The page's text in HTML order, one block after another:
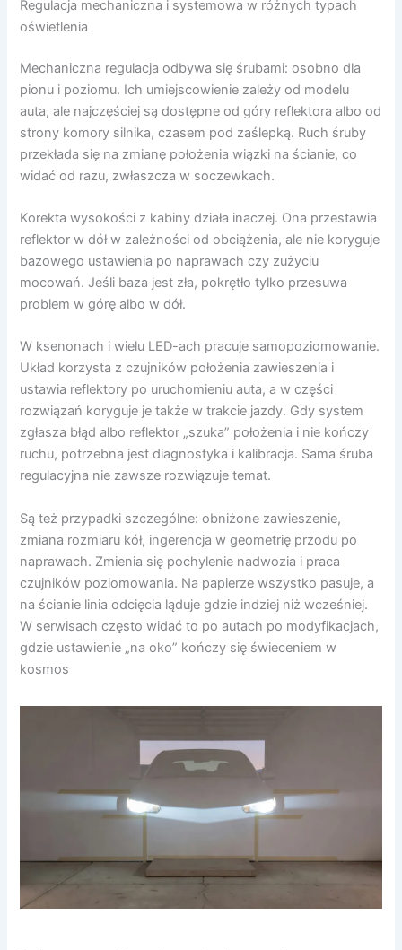
Regulacja mechaniczna i systemowa w różnych typach
oświetlenia
Mechaniczna regulacja odbywa się śrubami: osobno dla
pionu i poziomu. Ich umiejscowienie zależy od modelu
auta, ale najczęściej są dostępne od góry reflektora albo od
strony komory silnika, czasem pod zaślepką. Ruch śruby
przekłada się na zmianę położenia wiązki na ścianie, co
widać od razu, zwłaszcza w soczewkach.
Korekta wysokości z kabiny działa inaczej. Ona przestawia
reflektor w dół w zależności od obciążenia, ale nie koryguje
bazowego ustawienia po naprawach czy zużyciu
mocowań. Jeśli baza jest zła, pokrętło tylko przesuwa
problem w górę albo w dół.
W ksenonach i wielu LED-ach pracuje samopoziomowanie.
Układ korzysta z czujników położenia zawieszenia i
ustawia reflektory po uruchomieniu auta, a w części
rozwiązań koryguje je także w trakcie jazdy. Gdy system
zgłasza błąd albo reflektor „szuka” położenia i nie kończy
ruchu, potrzebna jest diagnostyka i kalibracja. Sama śruba
regulacyjna nie zawsze rozwiązuje temat.
Są też przypadki szczególne: obniżone zawieszenie,
zmiana rozmiaru kół, ingerencja w geometrię przodu po
naprawach. Zmienia się pochylenie nadwozia i praca
czujników poziomowania. Na papierze wszystko pasuje, a
na ścianie linia odcięcia ląduje gdzie indziej niż wcześniej.
W serwisach często widać to po autach po modyfikacjach,
gdzie ustawienie „na oko” kończy się świeceniem w
kosmos